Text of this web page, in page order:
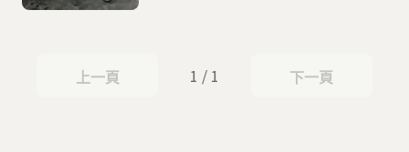
上一頁
上一頁 1 / 1 下一頁
下一頁